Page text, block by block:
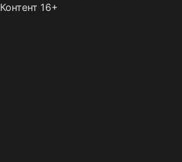
Контент 16+